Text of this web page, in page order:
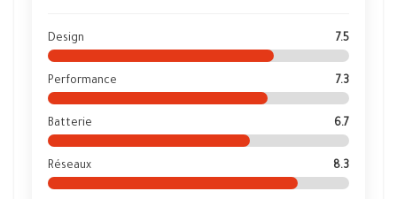
Design 7.5
Performance 7.3
Batterie 6.7
Réseaux 8.3